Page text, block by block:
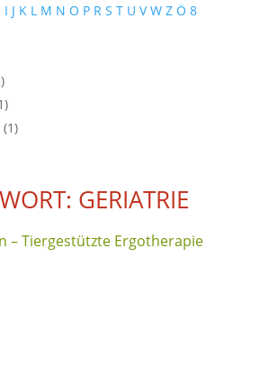
I J K L M N O P R S T U V W Z Ö 8
(1)
GERIATRIE
– Tiergestützte Ergotherapie